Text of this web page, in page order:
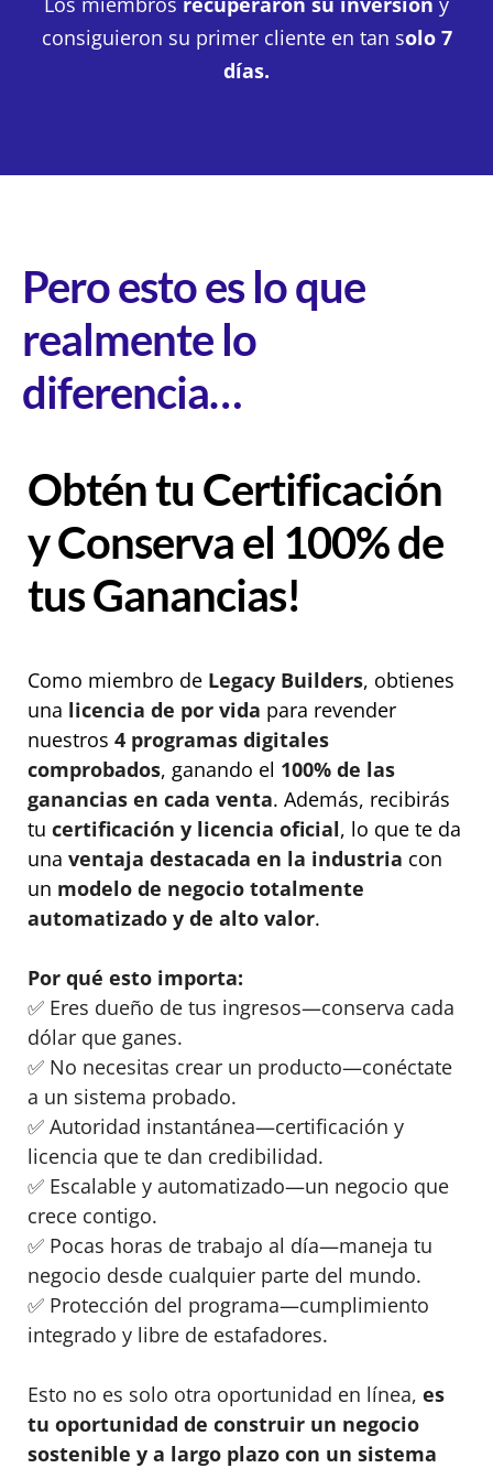
consiguieron su primer cliente en tan solo 7
días.
Pero esto es lo que
realmente lo
diferencia…
Obtén tu Certificación
y Conserva el 100% de
tus Ganancias!
Como miembro de Legacy Builders, obtienes
una licencia de por vida para revender
nuestros 4 programas digitales
comprobados, ganando el 100% de las
ganancias en cada venta. Además, recibirás
tu certificación y licencia oficial, lo que te da
una ventaja destacada en la industria con
un modelo de negocio totalmente
automatizado y de alto valor.
Por qué esto importa:
✅ Eres dueño de tus ingresos—conserva cada
dólar que ganes.
✅ No necesitas crear un producto—conéctate
a un sistema probado.
✅ Autoridad instantánea—certificación y
licencia que te dan credibilidad.
✅ Escalable y automatizado—un negocio que
crece contigo.
✅ Pocas horas de trabajo al día—maneja tu
negocio desde cualquier parte del mundo.
✅ Protección del programa—cumplimiento
integrado y libre de estafadores.
Esto no es solo otra oportunidad en línea, es
tu oportunidad de construir un negocio
sostenible y a largo plazo con un sistema